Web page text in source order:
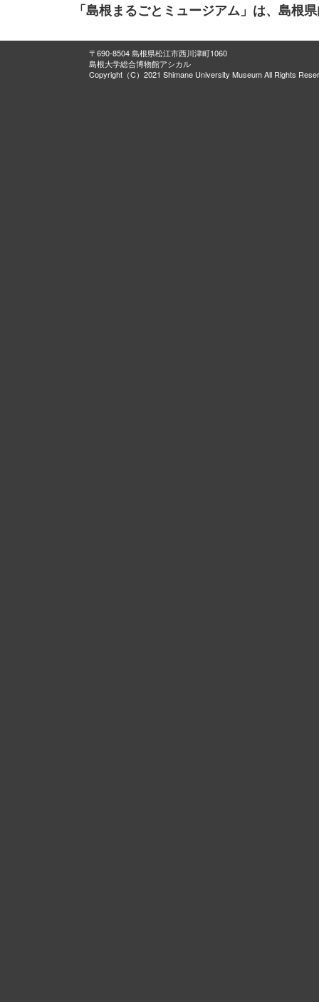
「島根まるごとミュージアム」は、島根
〒690-8504 島根県松江市西川津町1060
島根大学総合博物館アシカル
Copyright（C）2021 Shimane University Museum All Rights